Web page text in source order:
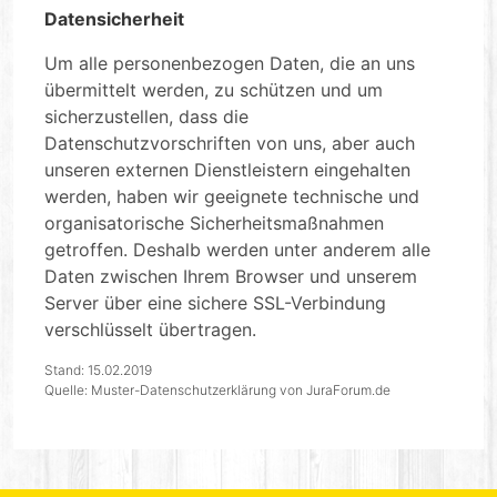
Datensicherheit
Um alle personenbezogen Daten, die an uns
übermittelt werden, zu schützen und um
sicherzustellen, dass die
Datenschutzvorschriften von uns, aber auch
unseren externen Dienstleistern eingehalten
werden, haben wir geeignete technische und
organisatorische Sicherheitsmaßnahmen
getroffen. Deshalb werden unter anderem alle
Daten zwischen Ihrem Browser und unserem
Server über eine sichere SSL-Verbindung
verschlüsselt übertragen.
Stand: 15.02.2019
Quelle: Muster-Datenschutzerklärung von JuraForum.de